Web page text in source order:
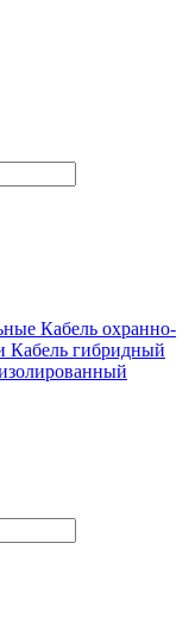
Кабель охранно-
Кабель гибридный